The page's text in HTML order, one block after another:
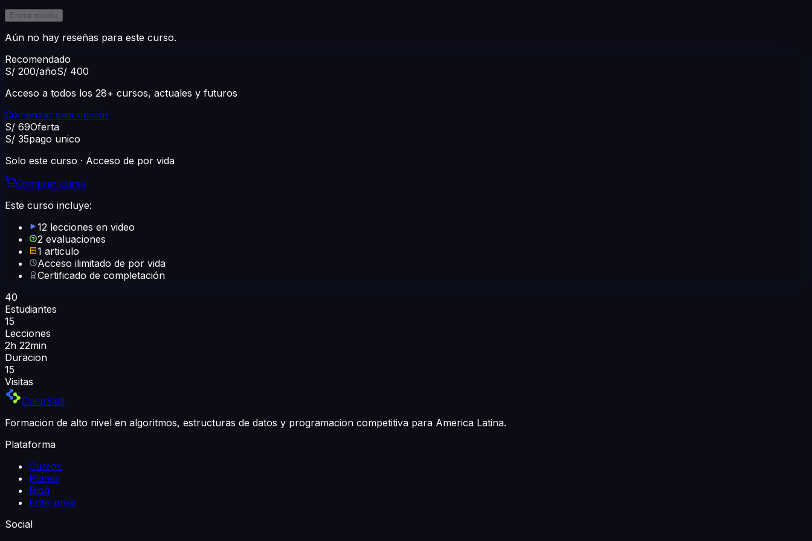
Enviar reseña
Aún no hay reseñas para este curso.
Recomendado
S/ 200/añoS/ 400
Acceso a todos los 28+ cursos, actuales y futuros
Comenzar suscripción
S/ 69Oferta
S/ 35pago unico
Solo este curso · Acceso de por vida
Comprar curso
Este curso incluye:
12 lecciones en video
2 evaluaciones
1 articulo
Acceso ilimitado de por vida
Certificado de completación
40
Estudiantes
15
Lecciones
2h 22min
Duracion
15
Visitas
DeepSkill
Formacion de alto nivel en algoritmos, estructuras de datos y programacion competitiva para America Latina.
Plataforma
Cursos
Planes
Blog
Enterprise
Social